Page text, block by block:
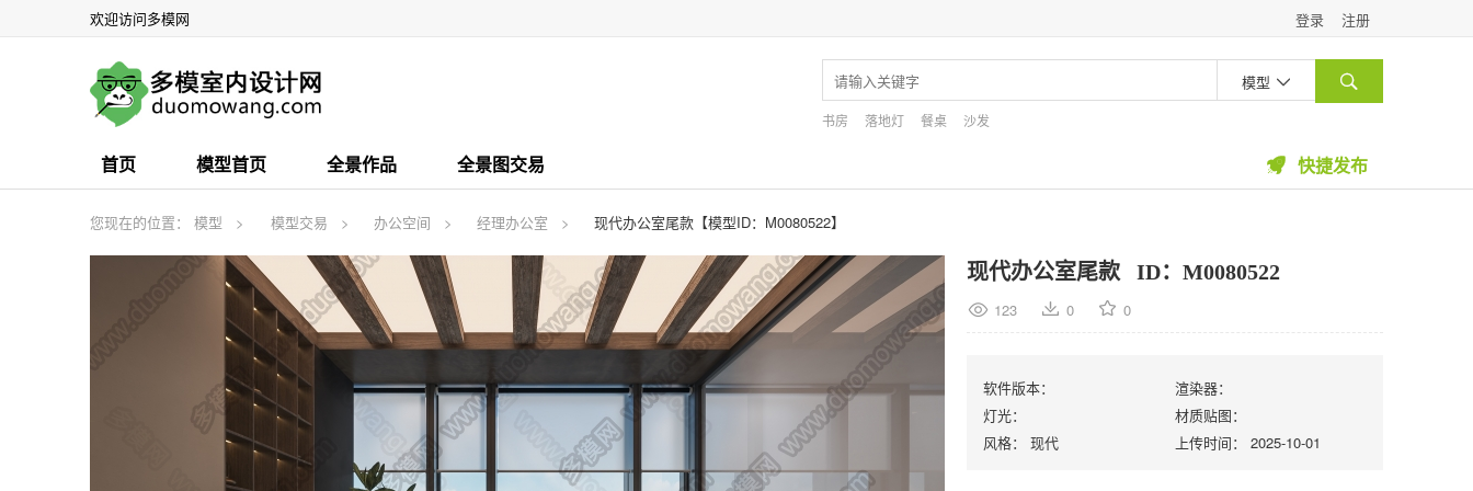
欢迎访问多模网 登录 注册
模型  
书房 落地灯 餐桌 沙发
 快捷发布
首页 模型首页 全景作品 全景图交易
您现在的位置： 模型 模型交易 办公空间 经理办公室 现代办公室尾款【模型ID：M0080522】
现代办公室尾款 ID：M0080522
123 0 0
软件版本：
渲染器：
灯光：
材质贴图：
风格：
现代 上传时间： 2025-10-01